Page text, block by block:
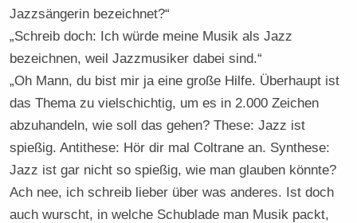
Jazzsängerin bezeichnet?“
„Schreib doch: Ich würde meine Musik als Jazz
bezeichnen, weil Jazzmusiker dabei sind.“
„Oh Mann, du bist mir ja eine große Hilfe. Überhaupt ist
das Thema zu vielschichtig, um es in 2.000 Zeichen
abzuhandeln, wie soll das gehen? These: Jazz ist
spießig. Antithese: Hör dir mal Coltrane an. Synthese:
Jazz ist gar nicht so spießig, wie man glauben könnte?
Ach nee, ich schreib lieber über was anderes. Ist doch
auch wurscht, in welche Schublade man Musik packt,